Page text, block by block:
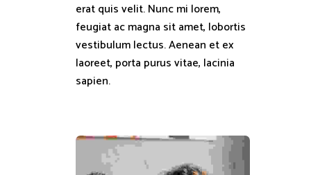
erat quis velit. Nunc mi lorem,
feugiat ac magna sit amet, lobortis
vestibulum lectus. Aenean et ex
laoreet, porta purus vitae, lacinia
sapien.